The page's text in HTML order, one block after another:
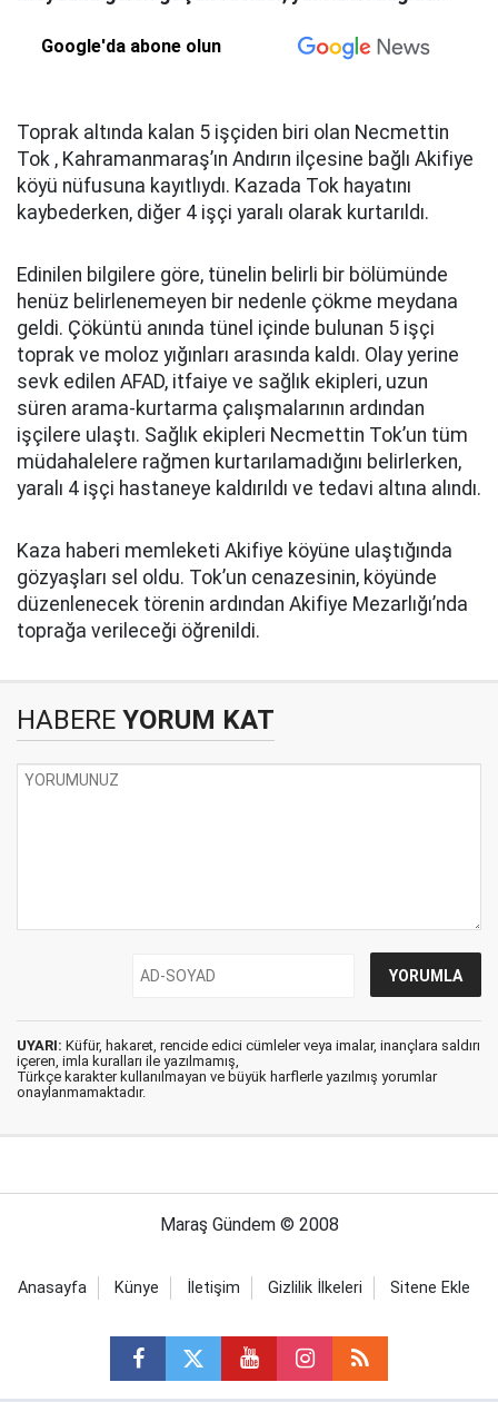
Google'da abone olun
Toprak altında kalan 5 işçiden biri olan Necmettin
Tok , Kahramanmaraş’ın Andırın ilçesine bağlı Akifiye
köyü nüfusuna kayıtlıydı. Kazada Tok hayatını
kaybederken, diğer 4 işçi yaralı olarak kurtarıldı.
Edinilen bilgilere göre, tünelin belirli bir bölümünde
henüz belirlenemeyen bir nedenle çökme meydana
geldi. Çöküntü anında tünel içinde bulunan 5 işçi
toprak ve moloz yığınları arasında kaldı. Olay yerine
sevk edilen AFAD, itfaiye ve sağlık ekipleri, uzun
süren arama-kurtarma çalışmalarının ardından
işçilere ulaştı. Sağlık ekipleri Necmettin Tok’un tüm
müdahalelere rağmen kurtarılamadığını belirlerken,
yaralı 4 işçi hastaneye kaldırıldı ve tedavi altına alındı.
Kaza haberi memleketi Akifiye köyüne ulaştığında
gözyaşları sel oldu. Tok’un cenazesinin, köyünde
düzenlenecek törenin ardından Akifiye Mezarlığı’nda
toprağa verileceği öğrenildi.
HABERE YORUM KAT
UYARI: Küfür, hakaret, rencide edici cümleler veya imalar, inançlara saldırı
içeren, imla kuralları ile yazılmamış,
Türkçe karakter kullanılmayan ve büyük harflerle yazılmış yorumlar
onaylanmamaktadır.
Maraş Gündem © 2008
Anasayfa Künye İletişim Gizlilik İlkeleri Sitene Ekle